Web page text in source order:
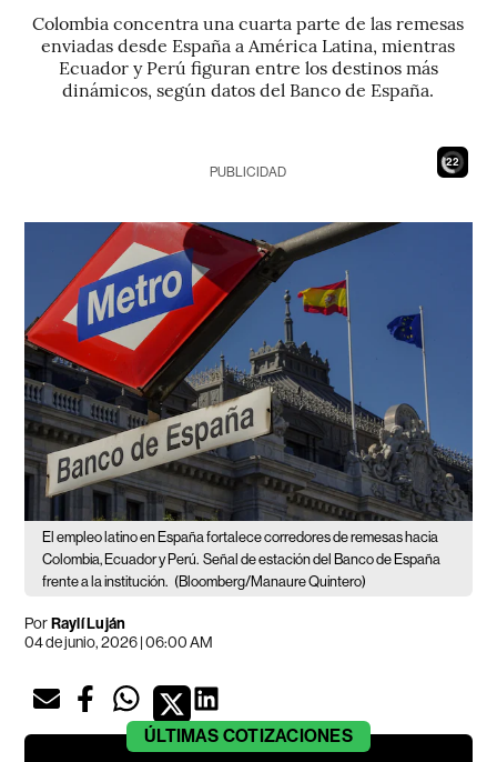
Colombia concentra una cuarta parte de las remesas
enviadas desde España a América Latina, mientras
Ecuador y Perú figuran entre los destinos más
dinámicos, según datos del Banco de España.
21
PUBLICIDAD
El empleo latino en España fortalece corredores de remesas hacia
Colombia, Ecuador y Perú. Señal de estación del Banco de España
frente a la institución. (Bloomberg/Manaure Quintero)
PorRaylí Luján
04 de junio, 2026 | 06:00 AM
ÚLTIMAS COTIZACIONES